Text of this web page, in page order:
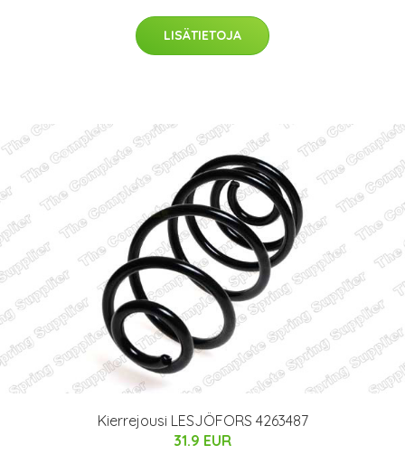
LISÄTIETOJA
Kierrejousi LESJÖFORS 4263487
31.9 EUR